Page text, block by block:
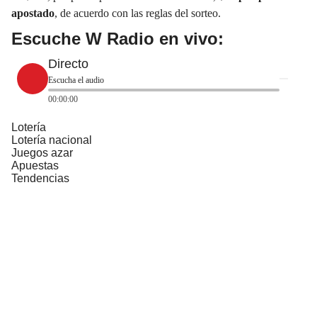
apostado, de acuerdo con las reglas del sorteo.
Escuche W Radio en vivo:
Directo
Escucha el audio
00:00:00
Lotería
Lotería nacional
Juegos azar
Apuestas
Tendencias